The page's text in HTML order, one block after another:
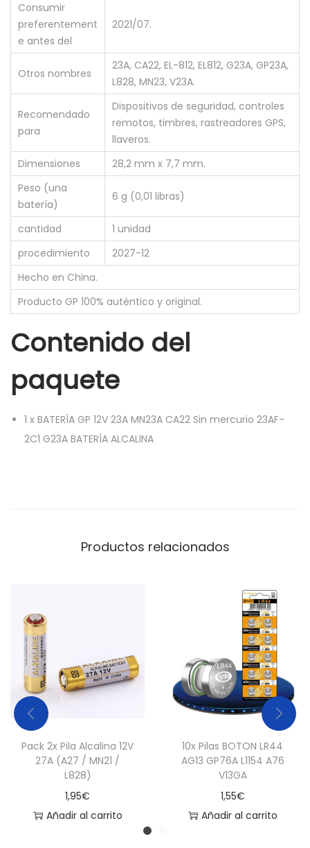
Consumir
preferentement
e antes del
2021/07.
Otros nombres
23A, CA22, EL-812, EL812, G23A, GP23A,
L828, MN23, V23A.
Recomendado
para
Dispositivos de seguridad, controles
remotos, timbres, rastreadores GPS,
llaveros.
Dimensiones
28,2 mm x 7,7 mm.
Peso (una
batería)
6 g (0,01 libras)
cantidad
1 unidad
procedimiento
2027-12
Hecho en China.
Producto GP 100% auténtico y original.
Contenido del
paquete
1 x BATERÍA GP 12V 23A MN23A CA22 Sin mercurio 23AF-
2C1 G23A BATERÍA ALCALINA
Productos relacionados
Pack 2x Pila Alcalina 12V
27A (A27 / MN21 /
L828)
1,95€
Añadir al carrito
10x Pilas BOTON LR44
AG13 GP76A L1154 A76
V13GA
1,55€
Añadir al carrito